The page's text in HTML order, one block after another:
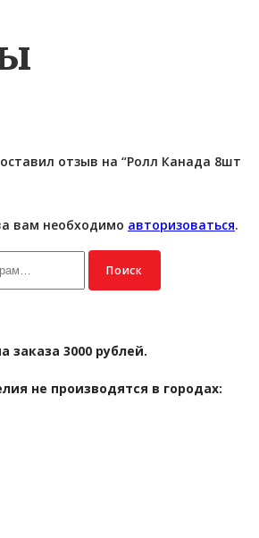
отзыв на “Ролл Канада 8шт
вам необходимо авторизоваться.
Поиск
3000 рублей.
не производятся в городах: